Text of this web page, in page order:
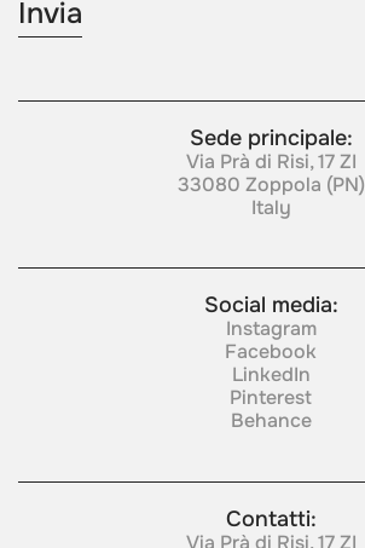
Sede principale:
Via Prà di Risi, 17 ZI
33080 Zoppola (PN)
Italy
Social media:
Instagram
Facebook
LinkedIn
Pinterest
Behance
Contatti:
Via Prà di Risi, 17 ZI